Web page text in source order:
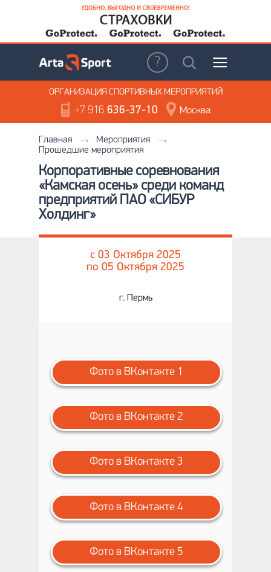
ОРГАНИЗАЦИЯ СПОРТИВНЫХ МЕРОПРИЯТИЙ
+7 916636-37-10 Москва
Главная
Мероприятия
Прошедшие мероприятия
Корпоративные соревнования
«Камская осень» среди команд
предприятий ПАО «СИБУР
Холдинг»
c 03 Октября 2025
по 05 Октября 2025
г. Пермь
Фото в ВКонтакте 1
Фото в ВКонтакте 2
Фото в ВКонтакте 3
Фото в ВКонтакте 4
Фото в ВКонтакте 5